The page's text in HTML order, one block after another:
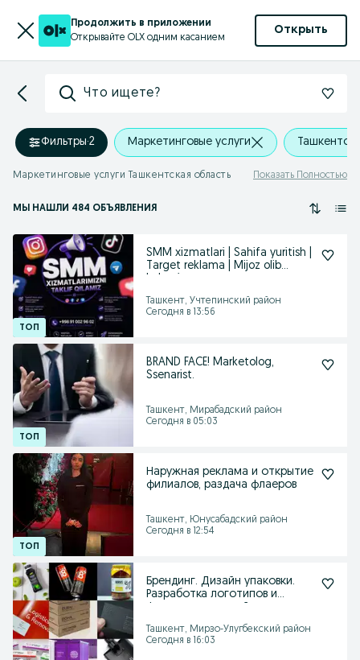
Продолжить в приложении
Открывайте OLX одним касанием
Открыть
Что ищете?
Фильтры·2 Маркетинговые услуги
Маркетинговые услуги Ташкентская область Показать Полностью
МЫ НАШЛИ 484 ОБЪЯВЛЕНИЯ
SMM xizmatlari | Sahifa yuritish |
Target reklama | Mijoz olib
Ташкент, Учтепинский район
Сегодня в 13:56
BRAND FACE! Marketolog,
Ssenarist.
Ташкент, Мирабадский район
Сегодня в 05:03
Наружная реклама и открытие
филиалов, раздача флаеров
Ташкент, Юнусабадский район
Сегодня в 12:54
Брендинг. Дизайн упаковки.
Разработка логотипов и
Ташкент, Мирзо-Улугбекский район
Сегодня в 16:03